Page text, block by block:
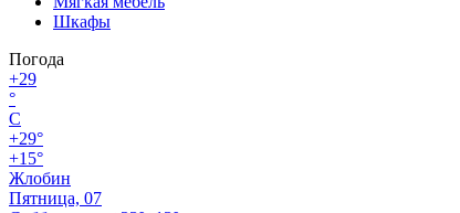
Шкафы
Погода
+29
°
C
+29°
+15°
Жлобин
Пятница, 07